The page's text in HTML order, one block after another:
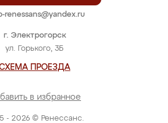
- 2026 © Ренессанс.
г. Электрогорск
ул. Горького, 3Б
ПРОЕЗДА
в избранное
renessans@yandex.ru